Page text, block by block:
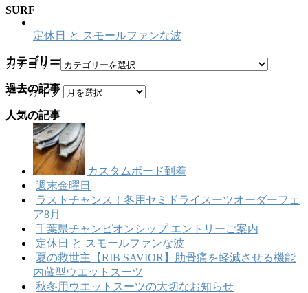
SURF
定休日 と スモールファンな波
カテゴリー
カテゴリー
過去の記事
アーカイブ
人気の記事
カスタムボード到着
週末金曜日
ラストチャンス！冬用セミドライスーツオーダーフェ
ア8月
千葉県チャンピオンシップ エントリーご案内
定休日 と スモールファンな波
夏の救世主【RIB SAVIOR】肋骨痛を軽減させる機能
内蔵型ウエットスーツ
秋冬用ウエットスーツの大切なお知らせ